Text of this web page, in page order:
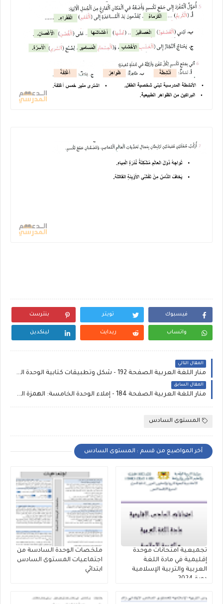
فيسبوك تويتر بنترست
واتساب ريدايت لينكدين
المقال التالي
منار اللغة العربية الصفحة 192 - شكل وتطبيقات كتابية الوحدة الخامسة: لا لتشغيل الأطفال (1)
المقال السابق
منار اللغة العربية الصفحة 184 - إملاء الوحدة الخامسة: الهمزة المتوسطة (2)
المستوى السادس
أخر المواضيع من قسم : المستوى السادس
تجميعية امتحانات موحدة
إقليمية في مادة اللغة
العربية والتربية الإسلامية
دورة 2024
ملخصات الوحدة السادسة من
اجتماعيات المستوى السادس
ابتدائي